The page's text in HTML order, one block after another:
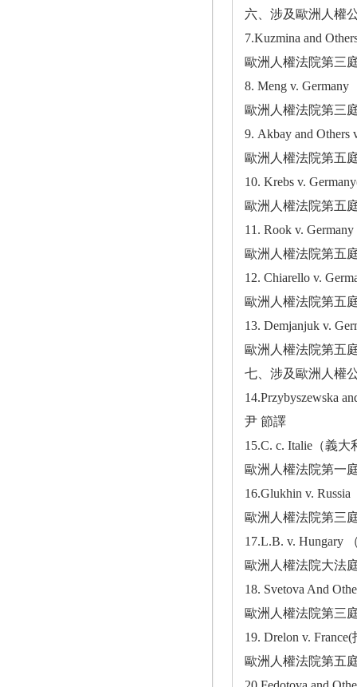
六、涉及歐洲人權
7.Kuzmina and
歐洲人權法院第三
8. Meng v.
歐洲人權法院第三
9. Akbay and
歐洲人權法院第五
10. Krebs v.
歐洲人權法院第五
11. Rook v.
歐洲人權法院第五
12. Chiarello v.
歐洲人權法院第五
13. Demjanjuk v.
歐洲人權法院第五
七、涉及歐洲人權
14.Przybyszewska
尹 節譯
15.C. c. Italie（義
歐洲人權法院第一
16.Glukhin v.
歐洲人權法院第三
17.L.B. v. Hungary
歐洲人權法院大法
18. Svetova And
歐洲人權法院第三
19. Drelon v.
歐洲人權法院第五